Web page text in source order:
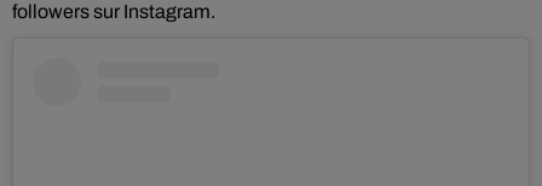
followers sur Instagram.